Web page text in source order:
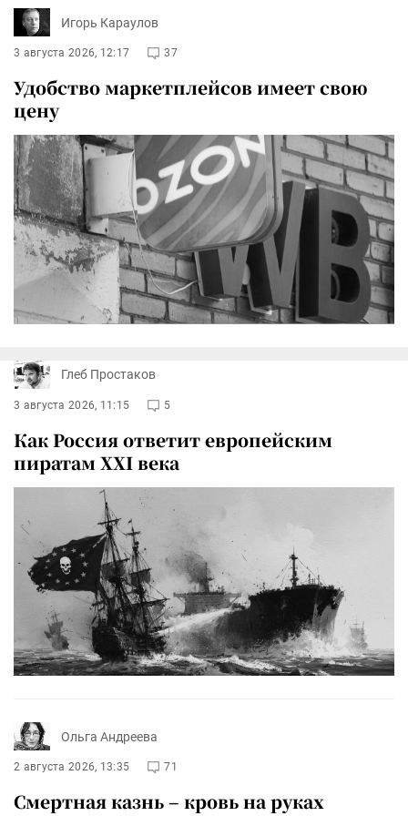
Игорь Караулов
3 августа 2026, 12:17 37
Удобство маркетплейсов имеет свою
цену
Глеб Простаков
3 августа 2026, 11:15 5
Как Россия ответит европейским
пиратам XXI века
Ольга Андреева
2 августа 2026, 13:35 71
Смертная казнь – кровь на руках